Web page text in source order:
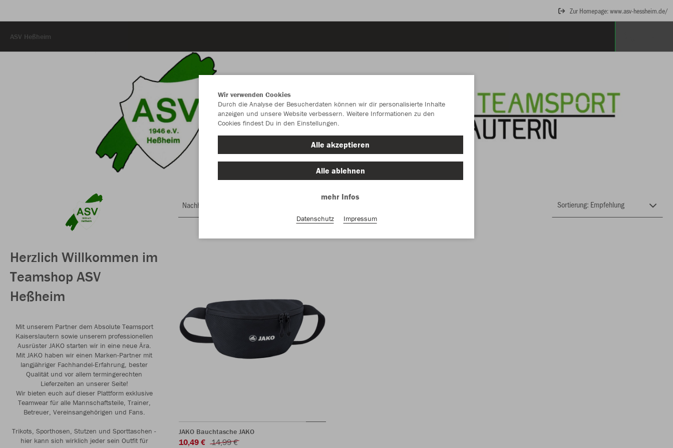
Zur Homepage: www.asv-hessheim.de/
ASV Heßheim
Herzlich Willkommen im
Teamshop ASV
Heßheim
Mit unserem Partner dem Absolute Teamsport
Kaiserslautern sowie unserem professionellen
Ausrüster JAKO starten wir in eine neue Ära.
Mit JAKO haben wir einen Marken-Partner mit
langjähriger Fachhandel-Erfahrung, bester
Qualität und vor allem termingerechten
Lieferzeiten an unserer Seite!
Wir bieten euch auf dieser Plattform exklusive
Teamwear für alle Mannschaftsteile, Trainer,
Betreuer, Vereinsangehörigen und Fans.
Trikots, Sporthosen, Stutzen und Sporttaschen -
hier kann sich wirklich jeder sein Outfit für
Nachhaltig
JAKO Bauchtasche JAKO
10,49 € 14,99 €
Wir verwenden Cookies
Durch die Analyse der Besucherdaten können wir dir personalisierte Inhalte
anzeigen und unsere Website verbessern. Weitere Informationen zu den
Cookies findest Du in den Einstellungen.
Alle akzeptieren
Alle ablehnen
mehr Infos
Datenschutz Impressum